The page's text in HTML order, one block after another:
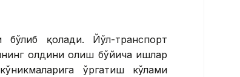
қолади. Йўл-транспорт
олдини олиш бўйича ишлар
ўргатиш кўлами